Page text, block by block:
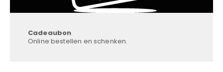
Cadeaubon
Online bestellen en schenken.